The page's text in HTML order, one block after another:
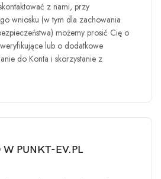
z nami, przy
wniosku (w tym dla zachowania
możemy prosić Cię o
lub o dodatkowe
do Konta i skorzystanie z
PUNKT-EV.PL